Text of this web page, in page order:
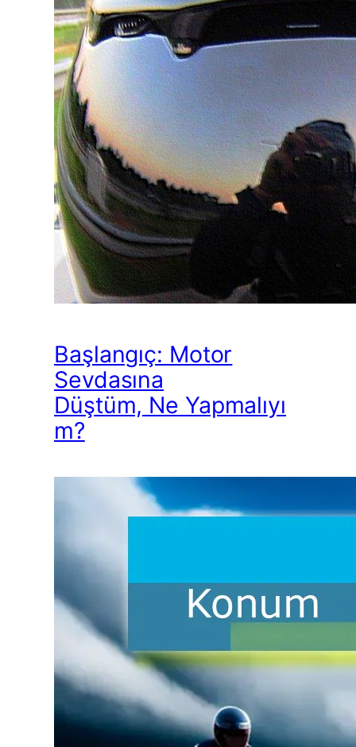
Başlangıç: Motor
Sevdasına
Düştüm, Ne Yapmalıyı
m?